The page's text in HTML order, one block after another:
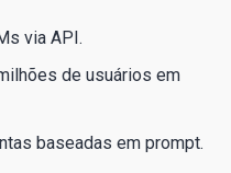
via API.
de usuários em
baseadas em prompt.